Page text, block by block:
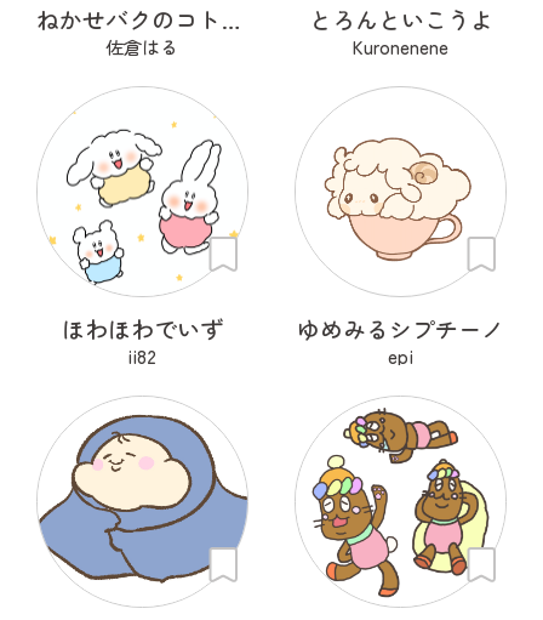
ねかせバクのコトコト
佐倉はる
とろんといこうよ
Kuronenene
ほわほわでいず
ii82
ゆめみるシプチーノ
epi